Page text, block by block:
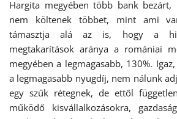
Hargita megyében több bank
nem költenek többet, mint ami
támasztja alá az is, hogy a
megtakarítások aránya a romániai
megyében a legmagasabb, 130%.
a legmagasabb nyugdíj, nem nálunk
egy szűk rétegnek, de ettől
működő kisvállalkozásokra,